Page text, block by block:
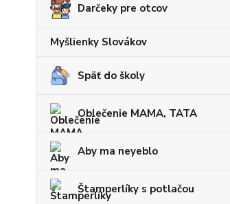
Darčeky pre otcov
Myšlienky Slovákov
Späť do školy
Oblečenie MAMA, TATA
Aby ma neyeblo
Štamperlíky s potlačou